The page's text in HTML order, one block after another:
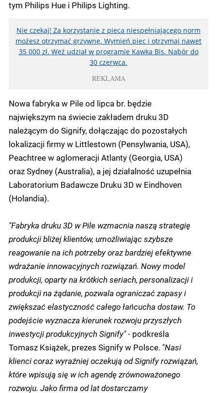
tym Philips Hue i Philips Lighting.
Nie czekaj! Za korzystanie z pieca niespełniającego norm
możesz otrzymać grzywnę. Wymień piec i otrzymaj nawet
35 000 zł. Weź udział w programie Kawka Bis. Nabór do
30 czerwca.
REKLAMA
Nowa fabryka w Pile od lipca br. będzie
największym na świecie zakładem druku 3D
należącym do Signify, dołączając do pozostałych
lokalizacji firmy w Littlestown (Pensylwania, USA),
Peachtree w aglomeracji Atlanty (Georgia, USA)
oraz Sydney (Australia), a jej działalność uzupełnia
Laboratorium Badawcze Druku 3D w Eindhoven
(Holandia).
"Fabryka druku 3D w Pile wzmacnia naszą strategię
produkcji bliżej klientów, umożliwiając szybsze
reagowanie na ich potrzeby oraz bardziej efektywne
wdrażanie innowacyjnych rozwiązań. Nowy model
produkcji, oparty na krótkich seriach, personalizacji i
produkcji na żądanie, pozwala ograniczać zapasy i
zwiększać elastyczność całego łańcucha dostaw. To
podejście wyznacza kierunek rozwoju przyszłych
inwestycji produkcyjnych Signify" - podkreśla
Tomasz Książek, prezes Signify w Polsce. "Nasi
klienci coraz wyraźniej oczekują od Signify rozwiązań,
które wpisują się w ich agendę zrównoważonego
rozwoju. Jako firma od lat dostarczamy